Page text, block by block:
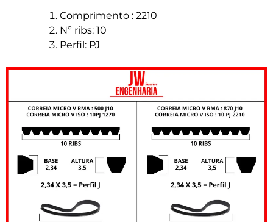
Comprimento : 2210
Nº ribs: 10
Perfil: PJ